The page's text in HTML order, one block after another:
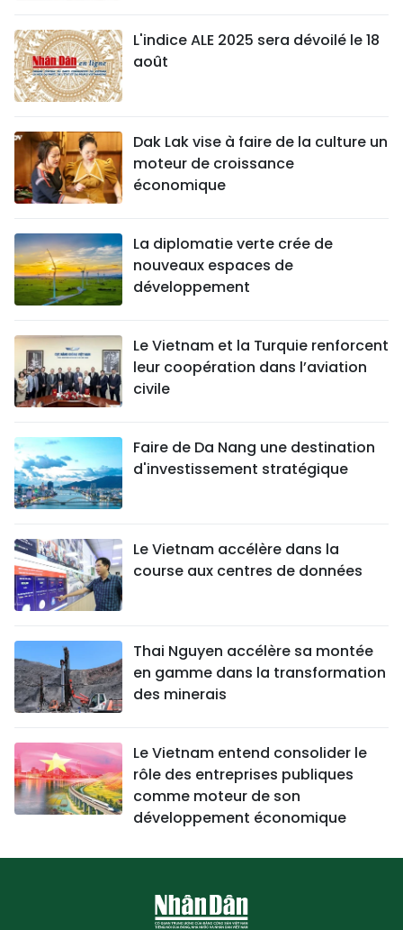
L'indice ALE 2025 sera dévoilé le 18
août
Dak Lak vise à faire de la culture un
moteur de croissance
économique
La diplomatie verte crée de
nouveaux espaces de
développement
Le Vietnam et la Turquie renforcent
leur coopération dans l’aviation
civile
Faire de Da Nang une destination
d'investissement stratégique
Le Vietnam accélère dans la
course aux centres de données
Thai Nguyen accélère sa montée
en gamme dans la transformation
des minerais
Le Vietnam entend consolider le
rôle des entreprises publiques
comme moteur de son
développement économique